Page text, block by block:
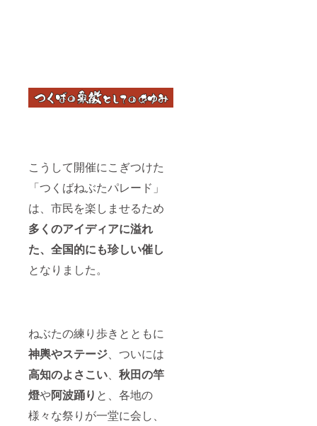
こうして開催にこぎつけた
「つくばねぶたパレード」
は、市民を楽しませるため
多くのアイディアに溢れ
た、全国的にも珍しい催し
となりました。
ねぶたの練り歩きとともに
神輿やステージ、ついには
高知のよさこい、 秋田の竿
燈や阿波踊り と、各地の
様々な祭りが一堂に会し、